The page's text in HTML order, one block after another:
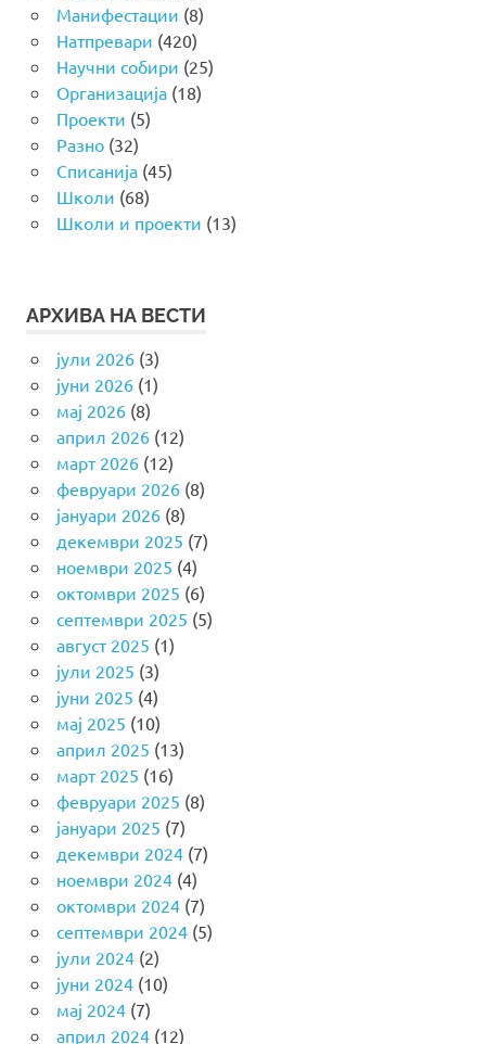
Манифестации (8)
Натпревари (420)
Научни собири (25)
Организација(18)
Проекти (5)
Разно(32)
Списанија(45)
Школи (68)
Школи и проекти (13)
АРХИВА НА ВЕСТИ
јули 2026(3)
јуни 2026(1)
мај 2026(8)
април 2026(12)
март 2026(12)
февруари 2026(8)
јануари 2026(8)
декември 2025 (7)
ноември 2025 (4)
октомври 2025 (6)
септември 2025 (5)
август 2025 (1)
јули 2025 (3)
јуни 2025 (4)
мај 2025 (10)
април 2025 (13)
март 2025 (16)
февруари 2025 (8)
јануари 2025 (7)
декември 2024(7)
ноември 2024(4)
октомври 2024(7)
септември 2024(5)
јули 2024(2)
јуни 2024(10)
мај 2024(7)
април 2024(12)